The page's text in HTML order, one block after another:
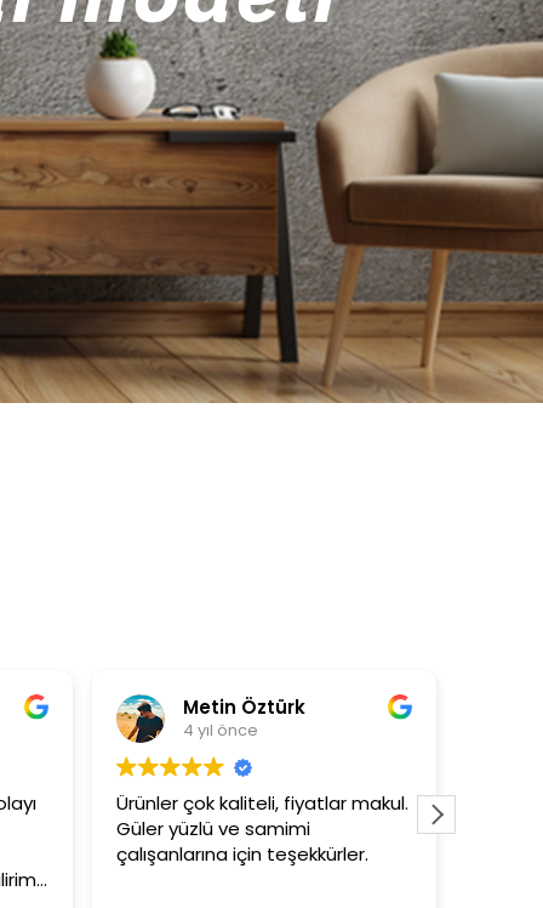
fiyatlar makul.
Asli Ersoy
3+1 evin kagidini kapataslak ne
tutar